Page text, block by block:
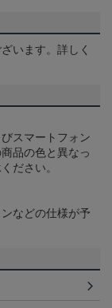
います。詳しく
スマートフォン
品の色と異なっ
ださい。
などの仕様が予